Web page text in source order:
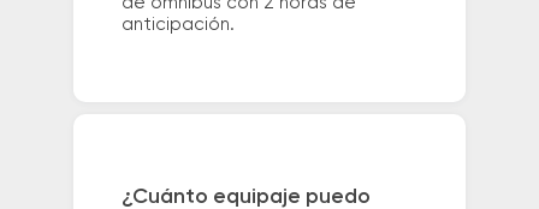
anticipación.
¿Cuánto equipaje puedo